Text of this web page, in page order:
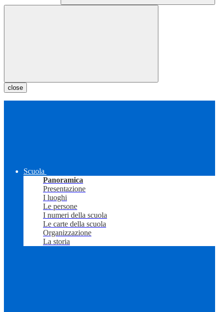
close
Scuola
Panoramica
Presentazione
I luoghi
Le persone
I numeri della scuola
Le carte della scuola
Organizzazione
La storia